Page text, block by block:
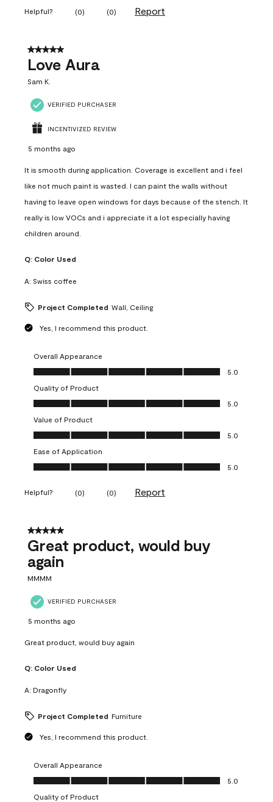
Helpful? (0) (0) Report
5 out of 5 stars.
Love Aura
Sam K.
VERIFIED PURCHASER
INCENTIVIZED REVIEW
5 months ago
It is smooth during application. Coverage is excellent and i feel
like not much paint is wasted. I can paint the walls without
having to leave open windows for days because of the stench. It
really is low VOCs and i appreciate it a lot especially having
children around.
Q: Color Used
A: Swiss coffee
Project Completed Wall, Ceiling
Yes, I recommend this product.
Overall Appearance
Overall Appearance, 5.0 out of 5
5.0
Quality of Product
Quality of Product, 5.0 out of 5
5.0
Value of Product
Value of Product, 5.0 out of 5
5.0
Ease of Application
Ease of Application, 5.0 out of 5
5.0
Helpful? (0) (0) Report
5 out of 5 stars.
Great product, would buy
again
MMMM
VERIFIED PURCHASER
5 months ago
Great product, would buy again
Q: Color Used
A: Dragonfly
Project Completed Furniture
Yes, I recommend this product.
Overall Appearance
Overall Appearance, 5.0 out of 5
5.0
Quality of Product